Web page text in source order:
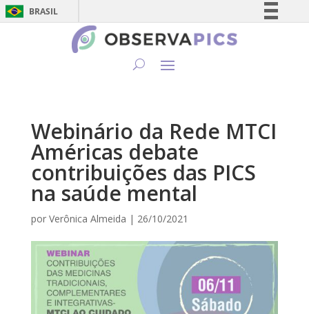
BRASIL
Simplifique!
Canais
Webinário da Rede MTCI
Américas debate
contribuições das PICS
na saúde mental
por Verônica Almeida | 26/10/2021